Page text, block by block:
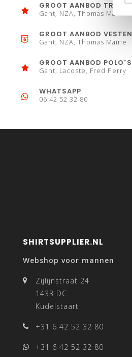
GROOT AANBOD TRUIEN
Gant, NZA, Thomas Maine
GROOT AANBOD VESTEN
Gant, NZA, Thomas Maine
GROOT AANBOD POLO´S
Gant, Lacoste, Fred Perry
WHATSAPP
06 42 52 32 80
SHIRTSUPPLIER.NL
Webshop voor mannen
Zijlijnstraat 24
1433 DC
Kudelstaart
+31 6 42 52 32 80
+31 6 42 52 32 80